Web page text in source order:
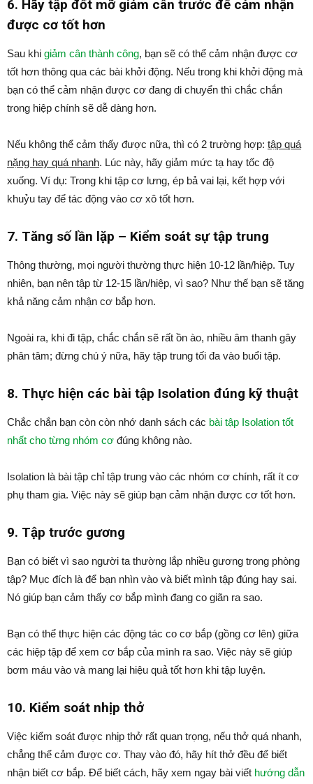
6. Hãy tập đốt mỡ giảm cân trước để cảm nhận
được cơ tốt hơn
Sau khi giảm cân thành công, bạn sẽ có thể cảm nhận được cơ
tốt hơn thông qua các bài khởi động. Nếu trong khi khởi động mà
bạn có thể cảm nhận được cơ đang di chuyển thì chắc chắn
trong hiệp chính sẽ dễ dàng hơn.
Nếu không thể cảm thấy được nữa, thì có 2 trường hợp: tập quá
nặng hay quá nhanh. Lúc này, hãy giảm mức tạ hay tốc độ
xuống. Ví dụ: Trong khi tập cơ lưng, ép bả vai lại, kết hợp với
khuỷu tay để tác động vào cơ xô tốt hơn.
7. Tăng số lần lặp – Kiểm soát sự tập trung
Thông thường, mọi người thường thực hiện 10-12 lần/hiệp. Tuy
nhiên, bạn nên tập từ 12-15 lần/hiệp, vì sao? Như thế bạn sẽ tăng
khả năng cảm nhận cơ bắp hơn.
Ngoài ra, khi đi tập, chắc chắn sẽ rất ồn ào, nhiều âm thanh gây
phân tâm; đừng chú ý nữa, hãy tập trung tối đa vào buổi tập.
8. Thực hiện các bài tập Isolation đúng kỹ thuật
Chắc chắn bạn còn còn nhớ danh sách các bài tập Isolation tốt
nhất cho từng nhóm cơ đúng không nào.
Isolation là bài tập chỉ tập trung vào các nhóm cơ chính, rất ít cơ
phụ tham gia. Việc này sẽ giúp bạn cảm nhận được cơ tốt hơn.
9. Tập trước gương
Bạn có biết vì sao người ta thường lắp nhiều gương trong phòng
tập? Mục đích là để bạn nhìn vào và biết mình tập đúng hay sai.
Nó giúp bạn cảm thấy cơ bắp mình đang co giãn ra sao.
Bạn có thể thực hiện các động tác co cơ bắp (gồng cơ lên) giữa
các hiệp tập để xem cơ bắp của mình ra sao. Việc này sẽ giúp
bơm máu vào và mang lại hiệu quả tốt hơn khi tập luyện.
10. Kiểm soát nhịp thở
Việc kiểm soát được nhịp thở rất quan trọng, nếu thở quá nhanh,
chẳng thể cảm được cơ. Thay vào đó, hãy hít thở đều để biết
nhận biết cơ bắp. Để biết cách, hãy xem ngay bài viết hướng dẫn